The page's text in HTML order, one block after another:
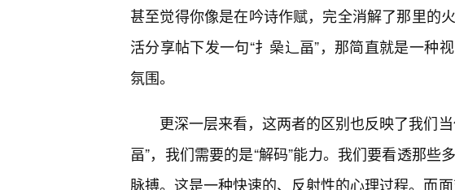
甚至觉得你像是在吟诗作赋，完全消解了那里的
活分享帖下发一句“扌喿辶畐”，那简直就是一种
氛围。
更深一层来看，这两者的区别也反映了我们
畐”，我们需要的是“解码”能力。我们要看透那
脉搏。这是一种快速的、反射性的心理过程。而面